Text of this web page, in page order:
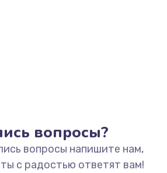
Замена стекла
990 руб.
вопросы?
вопросы напишите нам,
с радостью ответят вам!